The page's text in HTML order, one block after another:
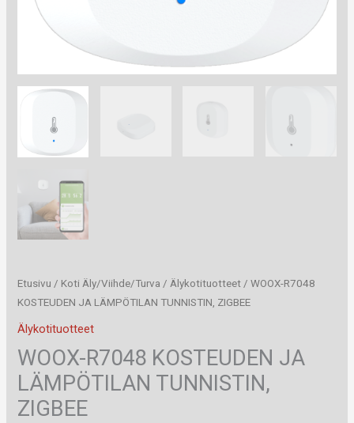
Etusivu / Koti Äly/Viihde/Turva /Älykotituotteet / WOOX-R7048
KOSTEUDEN JA LÄMPÖTILAN TUNNISTIN, ZIGBEE
Älykotituotteet
WOOX-R7048 KOSTEUDEN JA
LÄMPÖTILAN TUNNISTIN,
ZIGBEE